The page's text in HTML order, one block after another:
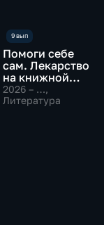
Помоги себе
сам. Лекарство
на книжной
полке
2026 – …,
Литература